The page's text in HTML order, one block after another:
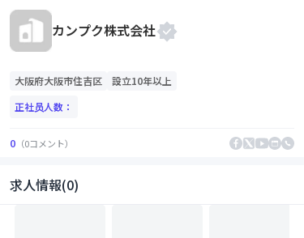
カンプク株式会社
大阪府大阪市住吉区
設立10年以上
正社员人数：
0 （0コメント）
求人情報(0)